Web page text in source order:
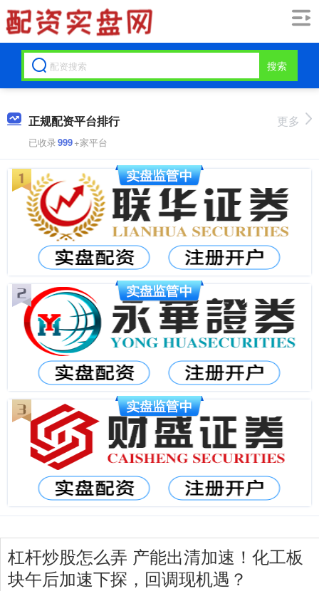
搜索
正规配资平台排行
已收录999+家平台
更多
杠杆炒股怎么弄 产能出清加速！化工板
块午后加速下探，回调现机遇？